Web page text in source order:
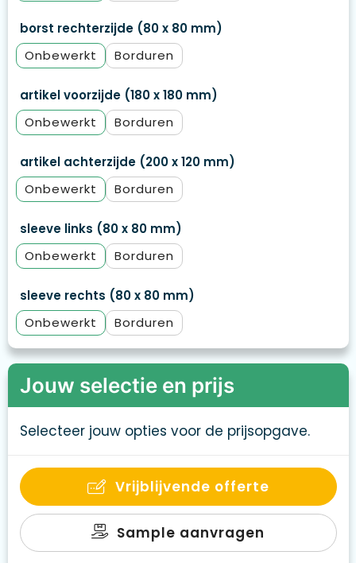
borst rechterzijde (80 x 80 mm)
Onbewerkt
Borduren
artikel voorzijde (180 x 180 mm)
Onbewerkt
Borduren
artikel achterzijde (200 x 120 mm)
Onbewerkt
Borduren
sleeve links (80 x 80 mm)
Onbewerkt
Borduren
sleeve rechts (80 x 80 mm)
Onbewerkt
Borduren
Jouw selectie en prijs
Selecteer jouw opties voor de prijsopgave.
Vrijblijvende offerte
Sample aanvragen